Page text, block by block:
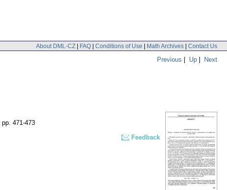
About DML-CZ | FAQ | Conditions of Use | Math Archives | Contact Us
Previous | Up | Next
pp. 471-473
Feedback